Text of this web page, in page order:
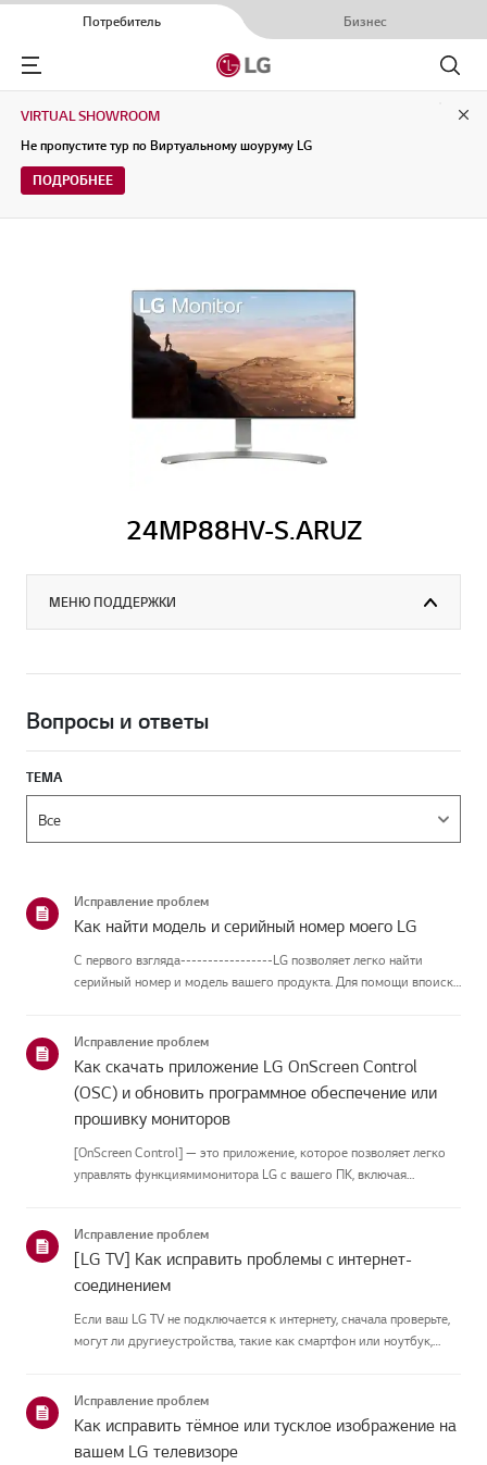
Потребитель Бизнес
Menu
Поиск
VIRTUAL SHOWROOM
Не пропустите тур по Виртуальному шоуруму LG
ПОДРОБНЕЕ
24MP88HV-S.ARUZ
МЕНЮ ПОДДЕРЖКИ
Вопросы и ответы
ТЕМА
Исправление проблем
Как найти модель и серийный номер моего LG
С первого взгляда-----------------LG позволяет легко найти
серийный номер и модель вашего продукта. Для помощи впоиске
руководство создано...
Исправление проблем
Как скачать приложение LG OnScreen Control
(OSC) и обновить программное обеспечение или
прошивку мониторов
[OnScreen Control] — это приложение, которое позволяет легко
управлять функциямимонитора LG с вашего ПК, включая
приложение для вашей ...
Исправление проблем
[LG TV] Как исправить проблемы с интернет-
соединением
Если ваш LG TV не подключается к интернету, сначала проверьте,
могут ли другиеустройства, такие как смартфон или ноутбук,
Исправление проблем
Как исправить тёмное или тусклое изображение на
вашем LG телевизоре